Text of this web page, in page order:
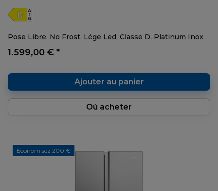
Pose Libre, No Frost, Lége Led, Classe D, Platinum Inox
1.599,00 € *
Ajouter au panier
Où acheter
Économisez 200 €